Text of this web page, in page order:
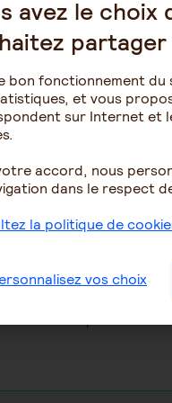
solution que de vous
de reproches.
tutrice à la personne.
et surtout plus
parfaitement le droit de
l'EHPAD est susceptible
été anticipé.
que vous
avez le choix
partager
bon fonctionnement
et vous
sur Internet et
accord, nous
dans le respect
la politique de
vos choix